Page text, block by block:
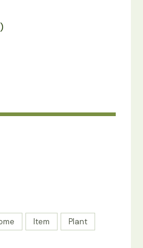
Item
Plant